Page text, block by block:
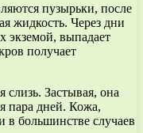
пузырьки, после
жидкость. Через дни
экземой, выпадает
получает
слизь. Застывая, она
пара дней. Кожа,
в большинстве случаев